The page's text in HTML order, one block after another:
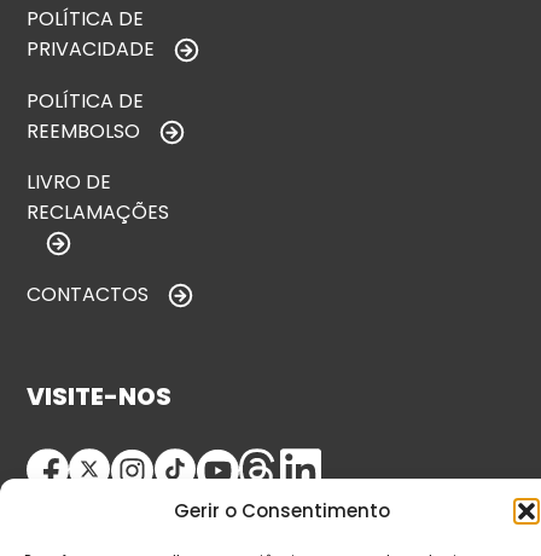
Gerir o Consentimento
POLÍTICA DE
PRIVACIDADE
POLÍTICA DE
REEMBOLSO
LIVRO DE
RECLAMAÇÕES
CONTACTOS
VISITE-NOS